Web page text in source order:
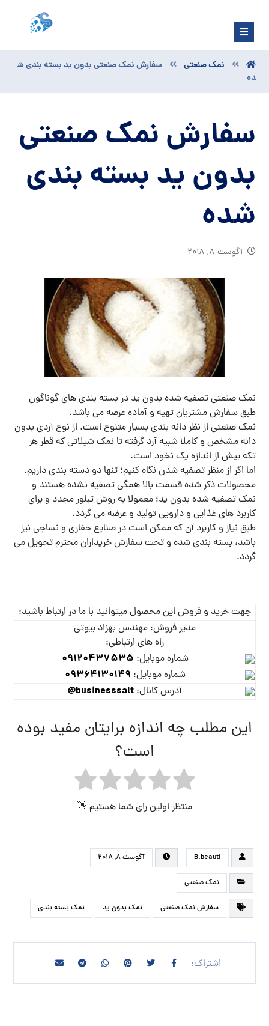
نمک صنعتی
سفارش نمک صنعتی بدون ید بسته بندی ش
ده
سفارش نمک صنعتی
بدون ید بسته بندی
شده
آگوست ۸, ۲۰۱۸
نمک صنعتی تصفیه شده بدون ید در بسته بندی های گوناگون
طبق سفارش مشتریان تهیه و آماده عرضه می باشد.
نمک صنعتی از نظر دانه بندی بسیار متنوع است. از نوع آردی بدون
دانه مشخص و کاملا شبیه آرد گرفته تا نمک شیلاتی که قطر هر
تکه بیش از اندازه یک نخود است.
اما اگر از منظر تصفیه شدن نگاه کنیم؛ تنها دو دسته بندی داریم.
محصولات ذکر شده قسمت بالا همگی تصفیه نشده هستند و
نمک تصفیه شده بدون ید؛ معمولا به روش تبلور مجدد و برای
کاربرد های غذایی و دارویی تولید و عرضه می گردد.
طبق نیاز و کاربرد آن که ممکن است در صنایع حفاری و نساجی نیز
باشد، بسته بندی شده و تحت سفارش خریداران محترم تحویل می
گردد.
جهت خرید و فروش این محصول میتوانید با ما در ارتباط باشید:
مدیر فروش: مهندس بهزاد بیوتی
راه های ارتباطی:
شماره موبایل: 09120437535
شماره موبایل: 09364130149
آدرس کانال: businesssalt@
این مطلب چه اندازه برایتان مفید بوده
است؟
منتظر اولین رای شما هستیم 👋
B.beauti آگوست ۸, ۲۰۱۸
نمک صنعتی
سفارش نمک صنعتی نمک بدون ید نمک بسته بندی